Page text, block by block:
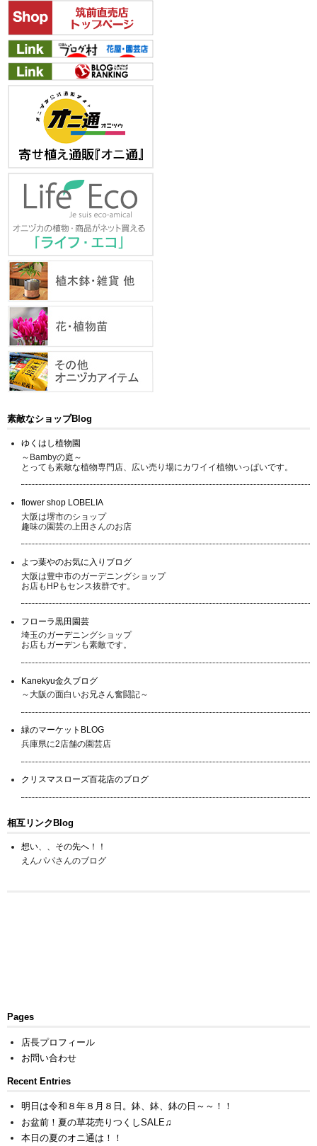
素敵なショップBlog
ゆくはし植物園
～Bambyの庭～
とっても素敵な植物専門店、広い売り場にカワイイ植物いっぱいです。
flower shop LOBELIA
大阪は堺市のショップ
趣味の園芸の上田さんのお店
よつ葉やのお気に入りブログ
大阪は豊中市のガーデニングショップ
お店もHPもセンス抜群です。
フローラ黒田園芸
埼玉のガーデニングショップ
お店もガーデンも素敵です。
Kanekyu金久ブログ
～大阪の面白いお兄さん奮闘記～
緑のマーケットBLOG
兵庫県に2店舗の園芸店
クリスマスローズ百花店のブログ
相互リンクBlog
想い、、その先へ！！
えんパパさんのブログ
Pages
店長プロフィール
お問い合わせ
Recent Entries
明日は令和８年８月８日。鉢、鉢、鉢の日～～！！
お盆前！夏の草花売りつくしSALE♫
本日の夏のオニ通は！！